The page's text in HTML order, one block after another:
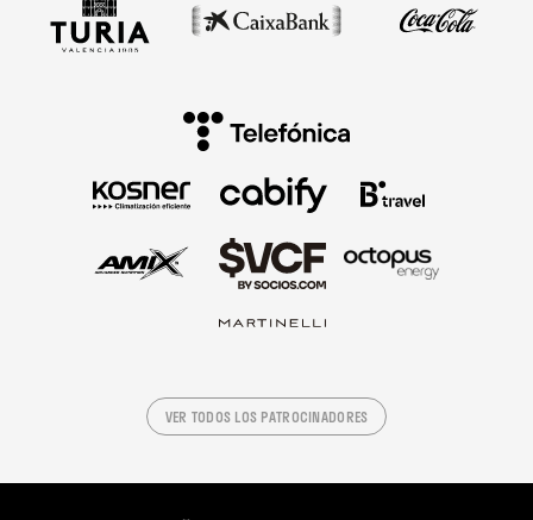
VER TODOS LOS PATROCINADORES